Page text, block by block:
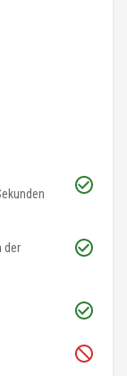
der